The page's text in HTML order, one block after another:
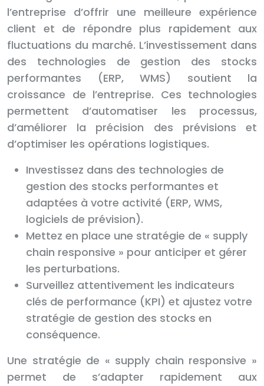
l’entreprise d’offrir une meilleure expérience
client et de répondre plus rapidement aux
fluctuations du marché. L’investissement dans
des technologies de gestion des stocks
performantes (ERP, WMS) soutient la
croissance de l’entreprise. Ces technologies
permettent d’automatiser les processus,
d’améliorer la précision des prévisions et
d’optimiser les opérations logistiques.
Investissez dans des technologies de
gestion des stocks performantes et
adaptées à votre activité (ERP, WMS,
logiciels de prévision).
Mettez en place une stratégie de « supply
chain responsive » pour anticiper et gérer
les perturbations.
Surveillez attentivement les indicateurs
clés de performance (KPI) et ajustez votre
stratégie de gestion des stocks en
conséquence.
Une stratégie de « supply chain responsive »
permet de s’adapter rapidement aux